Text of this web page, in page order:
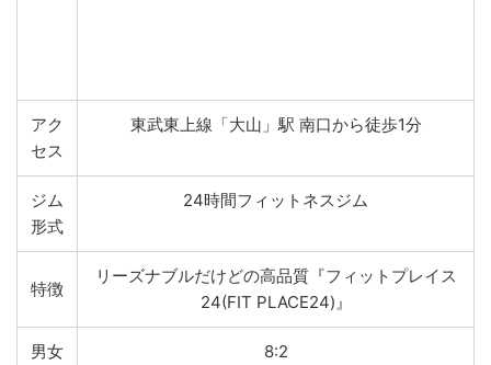
アク
セス
東武東上線「大山」駅 南口から徒歩1分
ジム
形式
24時間フィットネスジム
特徴
リーズナブルだけどの高品質『フィットプレイス
24(FIT PLACE24)』
男女
8:2